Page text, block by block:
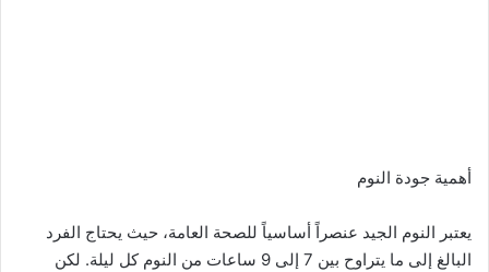
أهمية جودة النوم
يعتبر النوم الجيد عنصراً أساسياً للصحة العامة، حيث يحتاج الفرد
البالغ إلى ما يتراوح بين 7 إلى 9 ساعات من النوم كل ليلة. لكن